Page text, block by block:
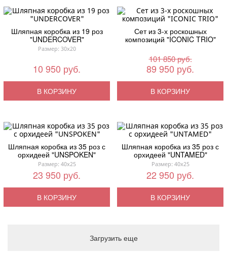
Шляпная коробка из 19 роз
"UNDERCOVER"
Размер: 30x20
10 950 руб.
В КОРЗИНУ
Сет из 3-х роскошных
композиций "ICONIC TRIO"
101 850 руб.
89 950 руб.
В КОРЗИНУ
Шляпная коробка из 35 роз с
орхидеей "UNSPOKEN"
Размер: 40x25
23 950 руб.
В КОРЗИНУ
Шляпная коробка из 35 роз с
орхидеей "UNTAMED"
Размер: 40x25
22 950 руб.
В КОРЗИНУ
Загрузить еще